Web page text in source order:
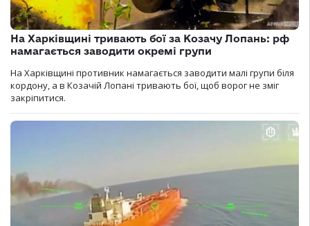
На Харківщині тривають бої за Козачу Лопань: рф
намагається заводити окремі групи
На Харківщині противник намагається заводити малі групи біля
кордону, а в Козачій Лопані тривають бої, щоб ворог не зміг
закріпитися.